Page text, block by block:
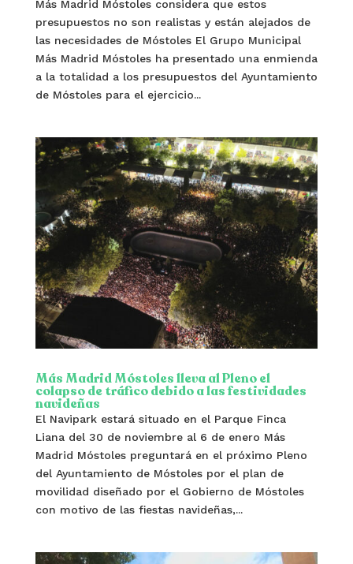
Más Madrid Móstoles considera que estos
presupuestos no son realistas y están alejados de
las necesidades de Móstoles El Grupo Municipal
Más Madrid Móstoles ha presentado una enmienda
a la totalidad a los presupuestos del Ayuntamiento
de Móstoles para el ejercicio...
Más Madrid Móstoles lleva al Pleno el
colapso de tráfico debido a las festividades
navideñas
El Navipark estará situado en el Parque Finca
Liana del 30 de noviembre al 6 de enero Más
Madrid Móstoles preguntará en el próximo Pleno
del Ayuntamiento de Móstoles por el plan de
movilidad diseñado por el Gobierno de Móstoles
con motivo de las fiestas navideñas,...